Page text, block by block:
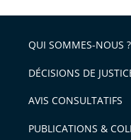
QUI SOMMES-NOUS ?
DÉCISIONS DE
AVIS CONSULTATIFS
PUBLICATIONS &